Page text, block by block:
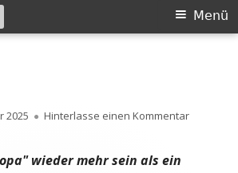
Menü
Suchen
nach:
2025 Hinterlasse einen Kommentarzu
wieder mehr sein als ein